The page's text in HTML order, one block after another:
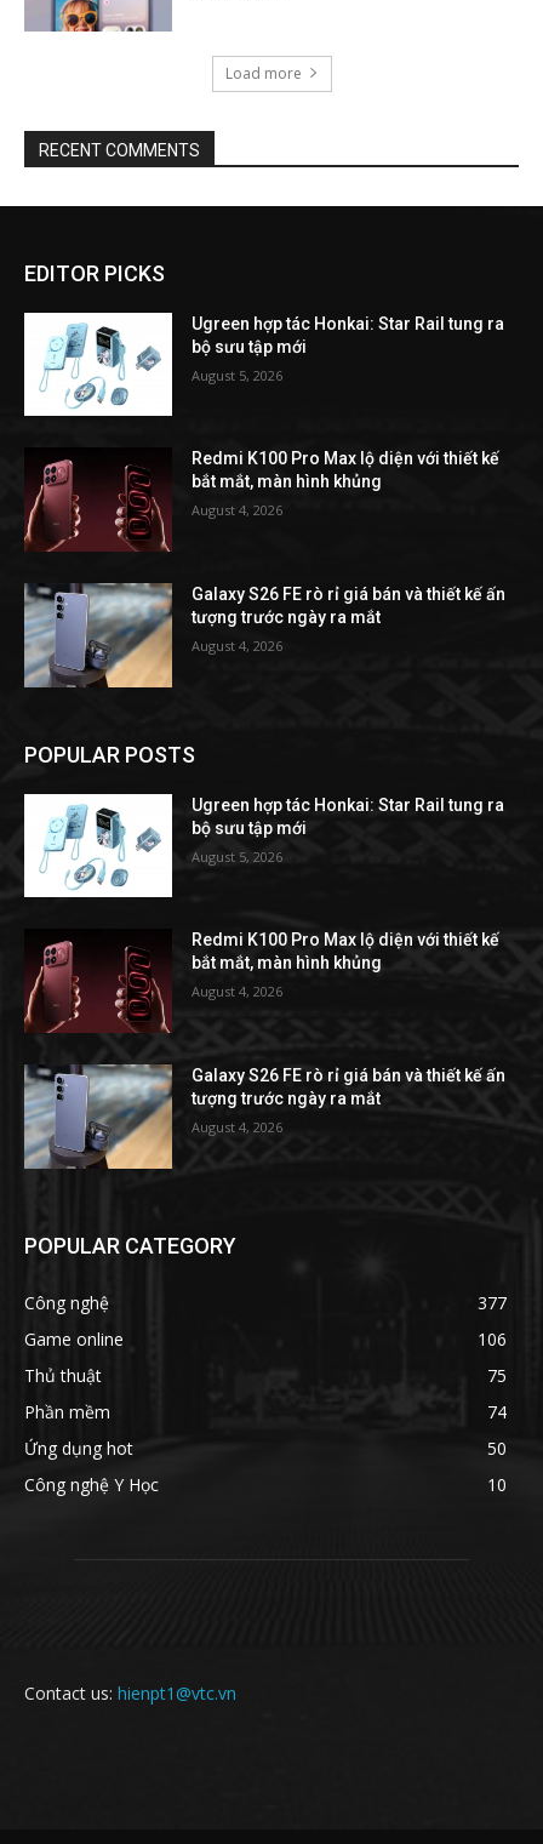
Load more
RECENT COMMENTS
EDITOR PICKS
Ugreen hợp tác Honkai: Star Rail tung ra
bộ sưu tập mới
August 5, 2026
Redmi K100 Pro Max lộ diện với thiết kế
bắt mắt, màn hình khủng
August 4, 2026
Galaxy S26 FE rò rỉ giá bán và thiết kế ấn
tượng trước ngày ra mắt
August 4, 2026
POPULAR POSTS
Ugreen hợp tác Honkai: Star Rail tung ra
bộ sưu tập mới
August 5, 2026
Redmi K100 Pro Max lộ diện với thiết kế
bắt mắt, màn hình khủng
August 4, 2026
Galaxy S26 FE rò rỉ giá bán và thiết kế ấn
tượng trước ngày ra mắt
August 4, 2026
POPULAR CATEGORY
Công nghệ
377
Game online
106
Thủ thuật
75
Phần mềm
74
Ứng dụng hot
50
Công nghệ Y Học
10
Contact us: hienpt1@vtc.vn